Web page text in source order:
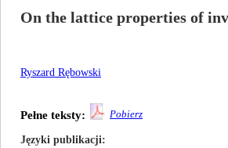
On the lattice properties of
Ryszard Rębowski
Pełne teksty: Pobierz
Języki publikacji